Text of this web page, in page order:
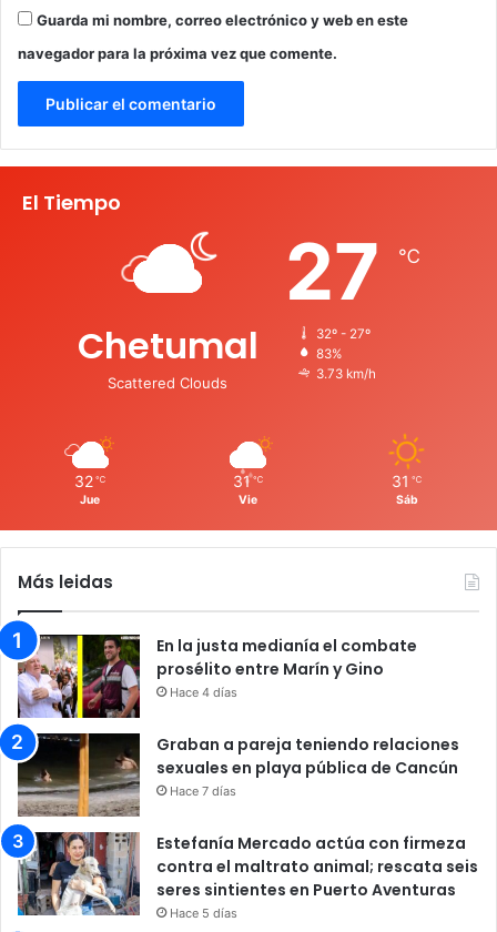
Guarda mi nombre, correo electrónico y web en este
navegador para la próxima vez que comente.
El Tiempo
Chetumal
Scattered Clouds
27 ℃
32º - 27º
83%
3.73 km/h
32 ℃
Jue
31 ℃
Vie
31 ℃
Sáb
Más leidas
En la justa medianía el combate
prosélito entre Marín y Gino
Hace 4 días
Graban a pareja teniendo relaciones
sexuales en playa pública de Cancún
Hace 7 días
Estefanía Mercado actúa con firmeza
contra el maltrato animal; rescata seis
seres sintientes en Puerto Aventuras
Hace 5 días